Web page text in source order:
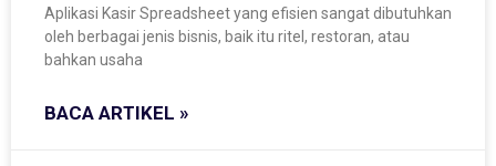
Aplikasi Kasir Spreadsheet yang efisien sangat dibutuhkan
oleh berbagai jenis bisnis, baik itu ritel, restoran, atau
bahkan usaha
BACA ARTIKEL »